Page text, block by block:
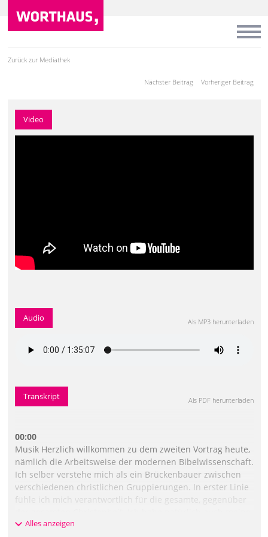
Zurück zur Mediathek
Vorheriger Beitrag
Nächster Beitrag
Video
Audio Als MP3 herunterladen
Transkript Als PDF herunterladen
00:00
Musik Herzlich willkommen zu dem zweiten Vortrag heute,
nämlich die Arbeitsweise der modernen Bibelwissenschaft.
Ich selber verstehe mich als ein Brückenbauer zwischen
verschiedenen christlichen Gruppierungen. In erster Linie
fühle ich mich verantwortlich für die gesamte, gegenüber
Position, aber ich fühle mich nicht in erster Linie
Alles anzeigen